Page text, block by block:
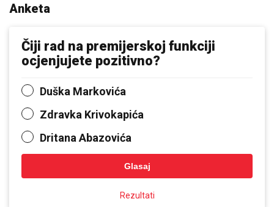
Anketa
Čiji rad na premijerskoj funkciji
ocjenjujete pozitivno?
Duška Markovića
Zdravka Krivokapića
Dritana Abazovića
Glasaj
Rezultati